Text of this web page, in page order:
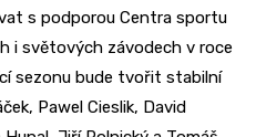
s podporou Centra sportu
i světových závodech v roce
sezonu bude tvořit stabilní
Pawel Cieslik, David